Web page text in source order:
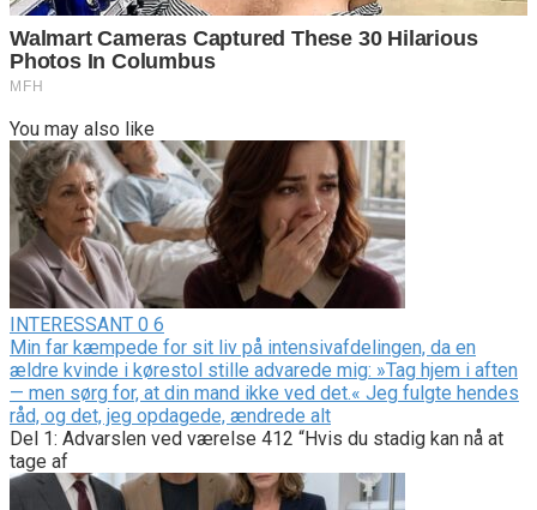
You may also like
INTERESSANT 0 6
Min far kæmpede for sit liv på intensivafdelingen, da en
ældre kvinde i kørestol stille advarede mig: »Tag hjem i aften
— men sørg for, at din mand ikke ved det.« Jeg fulgte hendes
råd, og det, jeg opdagede, ændrede alt
Del 1: Advarslen ved værelse 412 “Hvis du stadig kan nå at
tage af